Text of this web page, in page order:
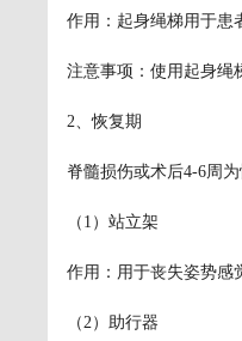
作用：起身绳梯用于患
注意事项：使用起身绳
2、恢复期
脊髓损伤或术后4-6周为
（1）站立架
作用：用于丧失姿势感
（2）助行器